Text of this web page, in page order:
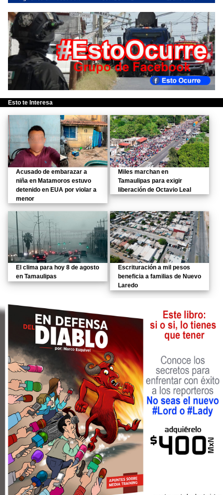
Esto te Interesa
Acusado de embarazar a
niña en Matamoros estuvo
detenido en EUA por violar a
menor
Miles marchan en
Tamaulipas para exigir
liberación de Octavio Leal
El clima para hoy 8 de agosto
en Tamaulipas
Escrituración a mil pesos
beneficia a familias de Nuevo
Laredo